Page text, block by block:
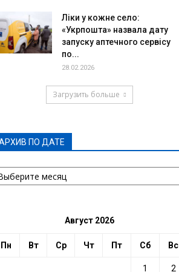
Ліки у кожне село:
«Укрпошта» назвала дату
запуску аптечного сервісу
по...
28.02.2026
Загрузить больше
ПО ДАТЕ
Август 2026
Пн Вт Ср Чт Пт Сб Вс
1 2